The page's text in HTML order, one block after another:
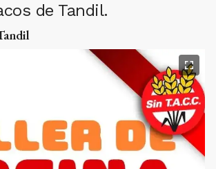
de Tandil.